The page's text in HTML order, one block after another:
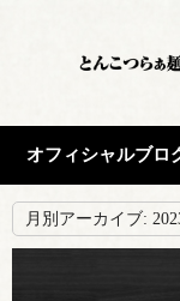
オフィシャルブロ
月別アーカイブ: